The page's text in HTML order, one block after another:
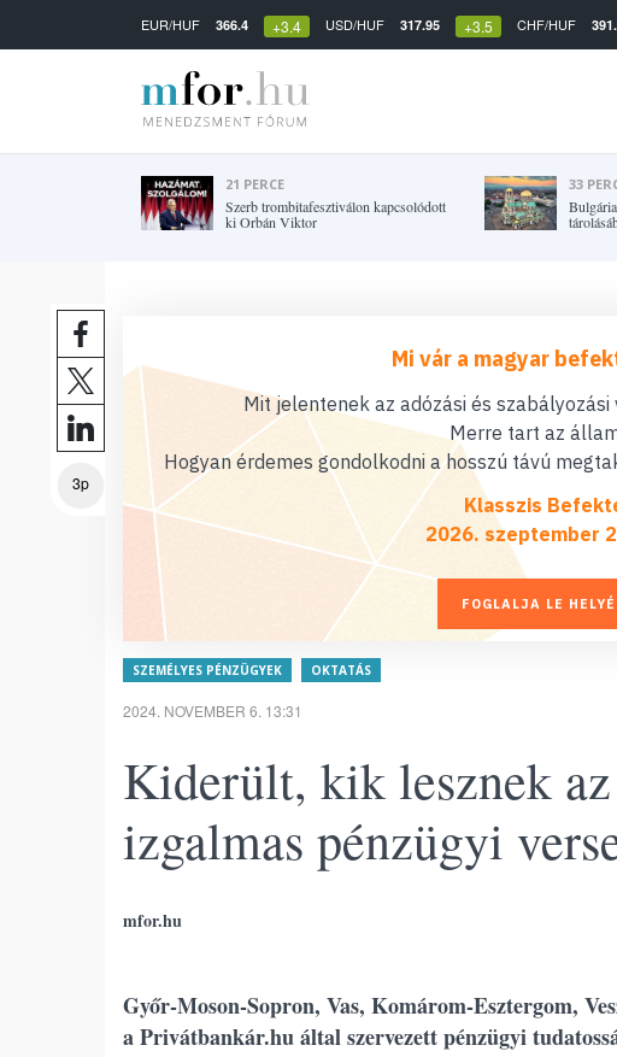
EUR/HUF 366.4 +3.4 USD/HUF 317.95 +3.5 CHF/HUF
21 PERCE
Szerb trombitafesztiválon kapcsolódott
ki Orbán Viktor
33
3p
Mi vár a magyar
Mit jelentenek az adózási és
Merre tart az
Hogyan érdemes gondolkodni a hosszú távú
Klasszis
2026. szeptember
FOGLALJA LE
SZEMÉLYES PÉNZÜGYEK OKTATÁS
2024. NOVEMBER 6. 13:31
Kiderült, kik lesznek
izgalmas pénzügyi
mfor.hu
Győr-Moson-Sopron, Vas, Komárom-Esztergom,
a Privátbankár.hu által szervezett pénzügyi